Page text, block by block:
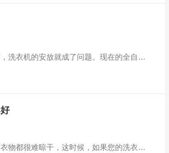
洗衣机的安放就成了问题。现在的全自…
物都很难晾干，这时候，如果您的洗衣…